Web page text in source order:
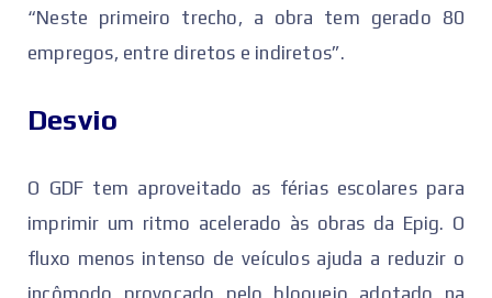
“Neste primeiro trecho, a obra tem gerado 80
empregos, entre diretos e indiretos”.
Desvio
O GDF tem aproveitado as férias escolares para
imprimir um ritmo acelerado às obras da Epig. O
fluxo menos intenso de veículos ajuda a reduzir o